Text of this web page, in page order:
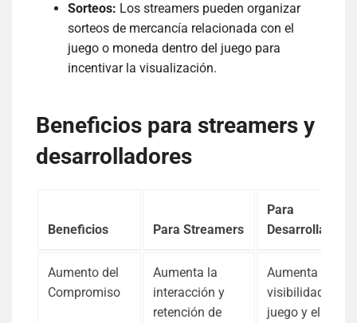
Sorteos: Los streamers pueden organizar
sorteos de mercancía relacionada con el
juego o moneda dentro del juego para
incentivar la visualización.
Beneficios para streamers y
desarrolladores
Beneficios Para Streamers
Para
Aumento del
Compromiso
Aumenta la
interacción y
retención de
Aumenta la
visibilidad del
juego y el